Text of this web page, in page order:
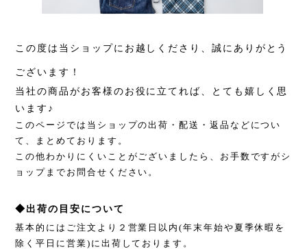
この度は当ショップにお越しくださり、誠にありがとう
ございます！
当社の商品がお客様のお役に立てれば、とても嬉しく思
います♪
このページでは当ショップの出荷・配送・返品などについ
て、まとめております。
この他わかりにくいことがございましたら、お手数ですがシ
ョップまでお問合せください。
◆出荷の目安について
基本的にはご注文より２営業日以内(年末年始や夏季休暇を
除く平日に営業)に出荷しております。